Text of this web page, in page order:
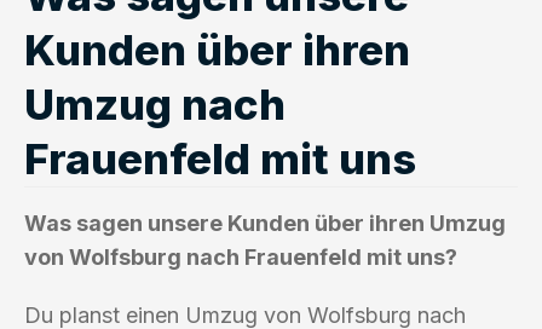
Kunden über ihren
Umzug nach
Frauenfeld mit uns
Was sagen unsere Kunden über ihren Umzug
von Wolfsburg nach Frauenfeld mit uns?
Du planst einen Umzug von Wolfsburg nach